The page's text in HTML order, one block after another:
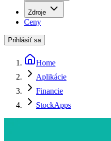
Zdroje
Ceny
Prihlásiť sa
Home
Aplikácie
Financie
StockApps